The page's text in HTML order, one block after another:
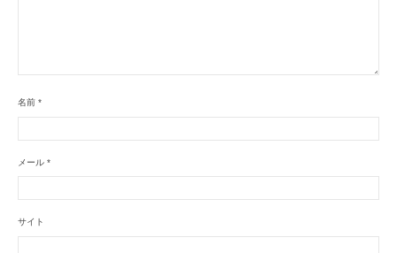
名前 *
メール *
サイト